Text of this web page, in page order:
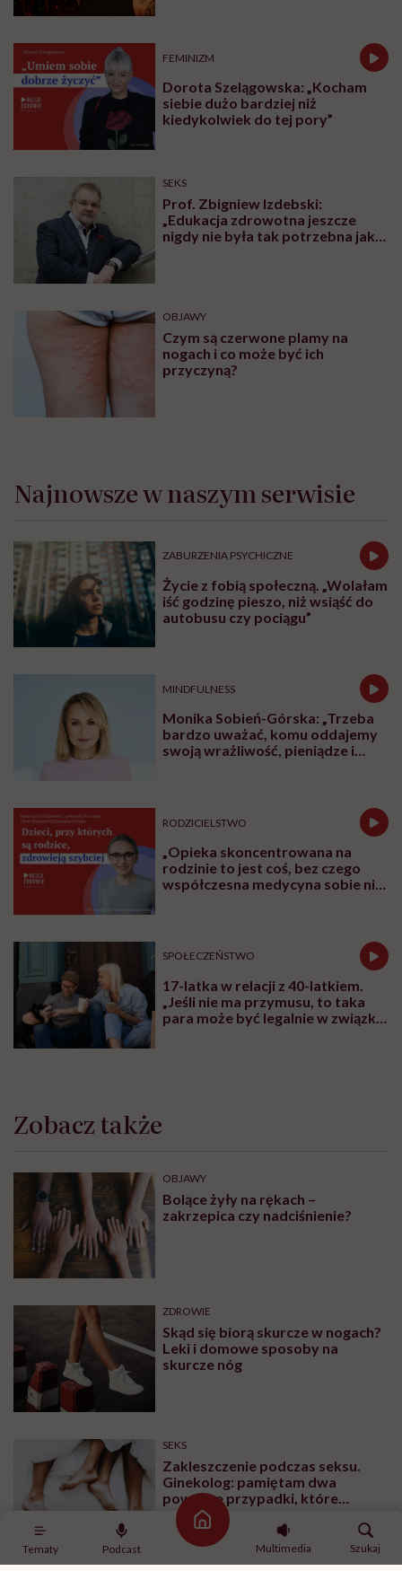
Tematy Podcast
Strona główna
Multimedia
Szukaj
FEMINIZM
Dorota Szelągowska: „Kocham
siebie dużo bardziej niż
kiedykolwiek do tej pory”
SEKS
Prof. Zbigniew Izdebski:
„Edukacja zdrowotna jeszcze
nigdy nie była tak potrzebna jak
OBJAWY
Czym są czerwone plamy na
nogach i co może być ich
przyczyną?
Najnowsze w naszym serwisie
ZABURZENIA PSYCHICZNE
Życie z fobią społeczną. „Wolałam
iść godzinę pieszo, niż wsiąść do
autobusu czy pociągu”
MINDFULNESS
Monika Sobień-Górska: „Trzeba
bardzo uważać, komu oddajemy
swoją wrażliwość, pieniądze i
RODZICIELSTWO
„Opieka skoncentrowana na
rodzinie to jest coś, bez czego
współczesna medycyna sobie nie
SPOŁECZEŃSTWO
17-latka w relacji z 40-latkiem.
„Jeśli nie ma przymusu, to taka
para może być legalnie w związku.
Zobacz także
OBJAWY
Bolące żyły na rękach –
zakrzepica czy nadciśnienie?
ZDROWIE
Skąd się biorą skurcze w nogach?
Leki i domowe sposoby na
skurcze nóg
SEKS
Zakleszczenie podczas seksu.
Ginekolog: pamiętam dwa
poważne przypadki, które
wymagały interwencji szpitalnej